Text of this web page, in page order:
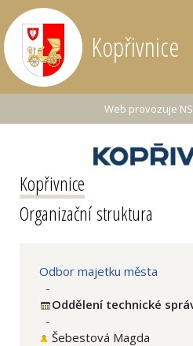
Kopřivnice
Web provozuje
Kopřivnice
Organizační struktura
Odbor majetku města
-
Oddělení technické
-
Šebestová Magda